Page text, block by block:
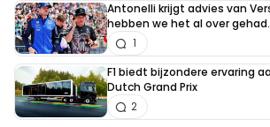
Antonelli krijgt advies van
hebben we het al over
1
F1 biedt bijzondere ervaring
Dutch Grand Prix
2